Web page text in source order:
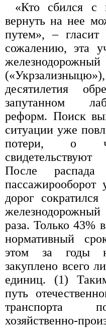
«Кто сбился с
вернуть на нее
путем», – гласит
сожалению, эта
десятилетия
запутанном
реформ. Поиск
ситуации уже
потери, о
После распада
пассажирооборот
дорог
раза. Только 43%
нормативный
этом за годы
закуплено всего
единиц. (1)
путь
транспорта
хозяйственно-